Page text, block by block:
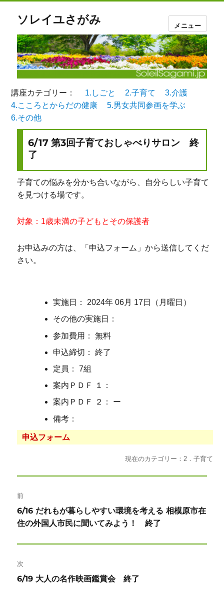
ソレイユさがみ メニュー
講座カテゴリー： 1.しごと 2.子育て
3.介護
4.こころとからだの健康
5.男女共同参画を学ぶ
6.その他
6/17 第3回子育ておしゃべりサロン 終
了
子育ての悩みを分かち合いながら、自分らしい子育て
を見つける場です。
対象：1歳未満の子どもとその保護者
お申込みの方は、「申込フォーム」から送信してくだ
さい。
実施日： 2024年 06月 17日（月曜日）
その他の実施日：
参加費用： 無料
申込締切： 終了
定員： 7組
案内ＰＤＦ １：
案内ＰＤＦ ２： ー
備考：
申込フォーム
現在のカテゴリー：2．子育て
稿
ナ
ビ
ゲ
ー
前
前
の
6/16 だれもが暮らしやすい環境を考える 相模原市在
住の外国人市民に聞いてみよう！ 終了
次
次
6/19 大人の名作映画鑑賞会 終了